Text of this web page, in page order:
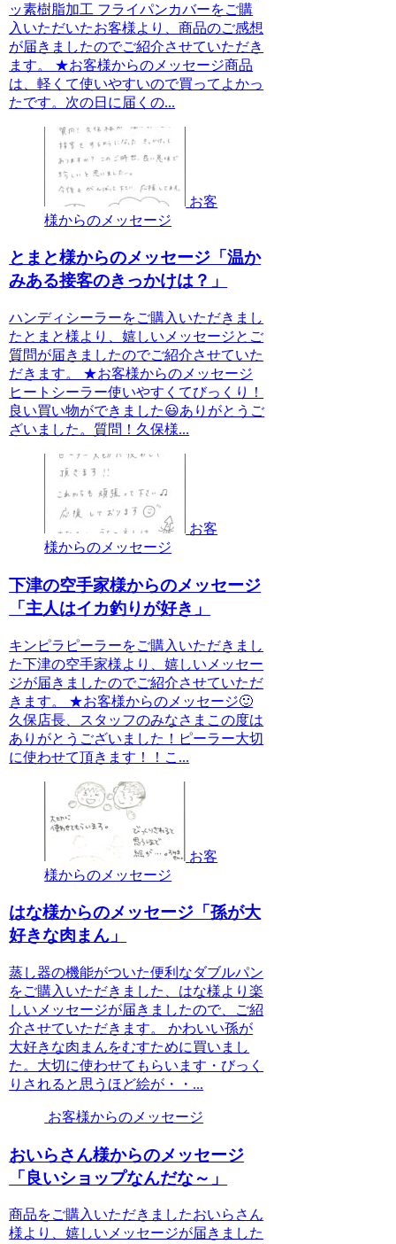
ッ素樹脂加工 フライパンカバーをご購
入いただいたお客様より、商品のご感想
が届きましたのでご紹介させていただき
ます。 ★お客様からのメッセージ商品
は、軽くて使いやすいので買ってよかっ
たです。次の日に届くの...
お客
様からのメッセージ
とまと様からのメッセージ「温か
みある接客のきっかけは？」
ハンディシーラーをご購入いただきまし
たとまと様より、嬉しいメッセージとご
質問が届きましたのでご紹介させていた
だきます。 ★お客様からのメッセージ
ヒートシーラー使いやすくてびっくり！
良い買い物ができました😃ありがとうご
ざいました。質問！久保様...
お客
様からのメッセージ
下津の空手家様からのメッセージ
「主人はイカ釣りが好き」
キンピラピーラーをご購入いただきまし
た下津の空手家様より、嬉しいメッセー
ジが届きましたのでご紹介させていただ
きます。 ★お客様からのメッセージ🙂
久保店長、スタッフのみなさまこの度は
ありがとうございました！ピーラー大切
に使わせて頂きます！！こ...
お客
様からのメッセージ
はな様からのメッセージ「孫が大
好きな肉まん」
蒸し器の機能がついた便利なダブルパン
をご購入いただきました、はな様より楽
しいメッセージが届きましたので、ご紹
介させていただきます。 かわいい孫が
大好きな肉まんをむすために買いまし
た。大切に使わせてもらいます・びっく
りされると思うほど絵が・・...
お客様からのメッセージ
おいらさん様からのメッセージ
「良いショップなんだな～」
商品をご購入いただきましたおいらさん
様より、嬉しいメッセージが届きました